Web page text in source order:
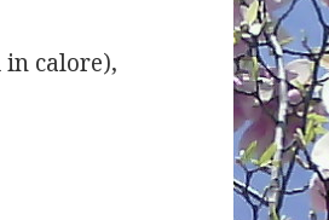
calore),